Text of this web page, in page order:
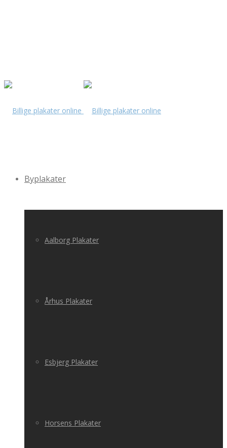
Byplakater
Aalborg Plakater
Århus Plakater
Esbjerg Plakater
Horsens Plakater